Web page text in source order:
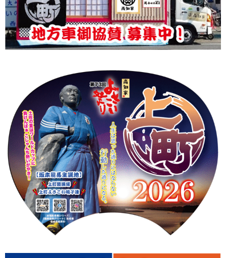
グッズ
上町Tシャツ
振付
その他
壁紙
お問合せ
スタッフブログ